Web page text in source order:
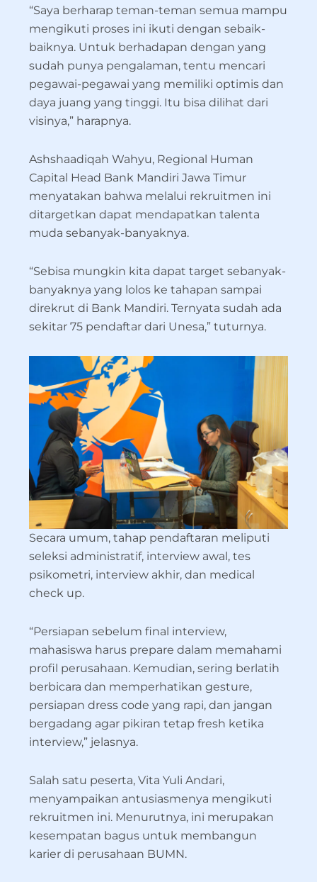
“Saya berharap teman-teman semua mampu
mengikuti proses ini ikuti dengan sebaik-
baiknya. Untuk berhadapan dengan yang
sudah punya pengalaman, tentu mencari
pegawai-pegawai yang memiliki optimis dan
daya juang yang tinggi. Itu bisa dilihat dari
visinya,” harapnya.
Ashshaadiqah Wahyu, Regional Human
Capital Head Bank Mandiri Jawa Timur
menyatakan bahwa melalui rekruitmen ini
ditargetkan dapat mendapatkan talenta
muda sebanyak-banyaknya.
“Sebisa mungkin kita dapat target sebanyak-
banyaknya yang lolos ke tahapan sampai
direkrut di Bank Mandiri. Ternyata sudah ada
sekitar 75 pendaftar dari Unesa,” tuturnya.
Secara umum, tahap pendaftaran meliputi
seleksi administratif, interview awal, tes
psikometri, interview akhir, dan medical
check up.
“Persiapan sebelum final interview,
mahasiswa harus prepare dalam memahami
profil perusahaan. Kemudian, sering berlatih
berbicara dan memperhatikan gesture,
persiapan dress code yang rapi, dan jangan
bergadang agar pikiran tetap fresh ketika
interview,” jelasnya.
Salah satu peserta, Vita Yuli Andari,
menyampaikan antusiasmenya mengikuti
rekruitmen ini. Menurutnya, ini merupakan
kesempatan bagus untuk membangun
karier di perusahaan BUMN.